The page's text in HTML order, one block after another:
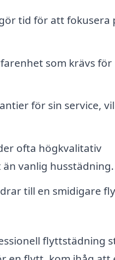
tid för att fokusera
som krävs
för sin service,
ofta högkvalitativ
vanlig husstädning.
till en smidigare
flyttstädning